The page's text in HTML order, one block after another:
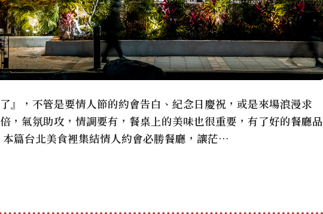
』，不管是要情人節的約會告白、紀念日慶祝，或是來場浪漫求
，氣氛助攻，情調要有，餐桌上的美味也很重要，有了好的餐廳品
篇台北美食裡集結情人約會必勝餐廳，讓茫…